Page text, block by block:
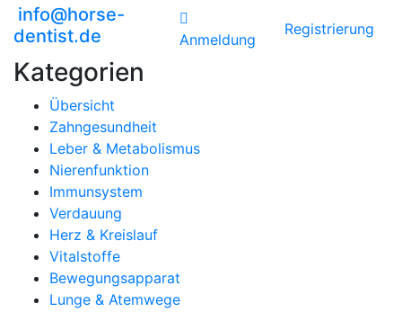
info@horse-
dentist.de
Anmeldung
Registrierung
Kategorien
Übersicht
Zahngesundheit
Leber & Metabolismus
Nierenfunktion
Immunsystem
Verdauung
Herz & Kreislauf
Vitalstoffe
Bewegungsapparat
Lunge & Atemwege